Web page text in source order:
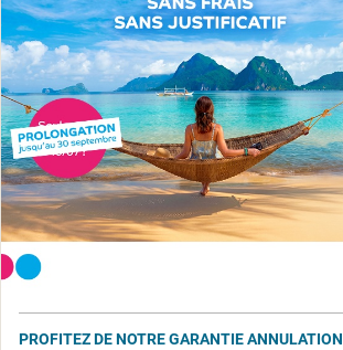
PROFITEZ DE NOTRE GARANTIE ANNULATION